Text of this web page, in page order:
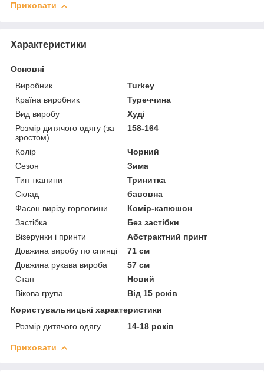
Приховати
Характеристики
Основні
Виробник
Turkey
Країна виробник
Туреччина
Вид виробу
Худі
Розмір дитячого одягу (за
зростом)
158-164
Колір
Чорний
Сезон
Зима
Тип тканини
Тринитка
Склад
бавовна
Фасон вирізу горловини
Комір-капюшон
Застібка
Без застібки
Візерунки і принти
Абстрактний принт
Довжина виробу по спинці
71 см
Довжина рукава вироба
57 см
Стан
Новий
Вікова група
Від 15 років
Користувальницькі характеристики
Розмір дитячого одягу
14-18 років
Приховати